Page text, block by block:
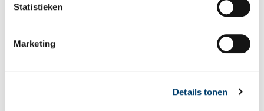
Statistieken
Marketing
Details tonen